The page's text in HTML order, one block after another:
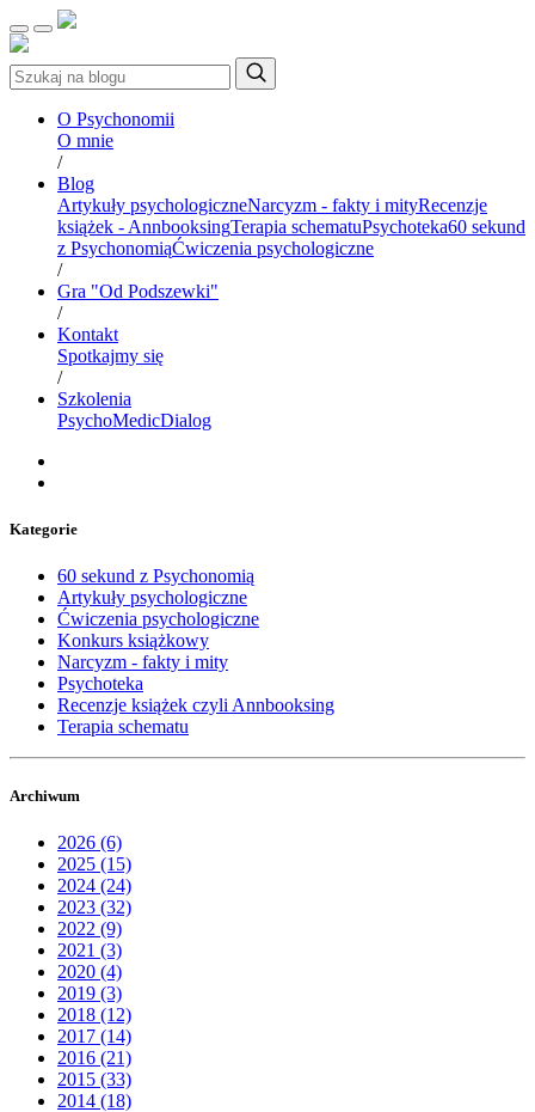
O Psychonomii
O mnie
/
Blog
Artykuły psychologiczneNarcyzm - fakty i mityRecenzje
książek - AnnbooksingTerapia schematuPsychoteka60 sekund
z PsychonomiąĆwiczenia psychologiczne
/
Gra "Od Podszewki"
/
Kontakt
Spotkajmy się
/
Szkolenia
PsychoMedicDialog
Kategorie
60 sekund z Psychonomią
Artykuły psychologiczne
Ćwiczenia psychologiczne
Konkurs książkowy
Narcyzm - fakty i mity
Psychoteka
Recenzje książek czyli Annbooksing
Terapia schematu
Archiwum
2026 (6)
2025 (15)
2024 (24)
2023 (32)
2022 (9)
2021 (3)
2020 (4)
2019 (3)
2018 (12)
2017 (14)
2016 (21)
2015 (33)
2014 (18)